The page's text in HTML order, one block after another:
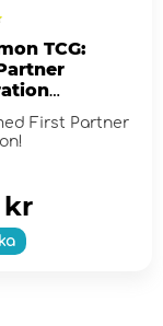
TCG:
First Partner
kr